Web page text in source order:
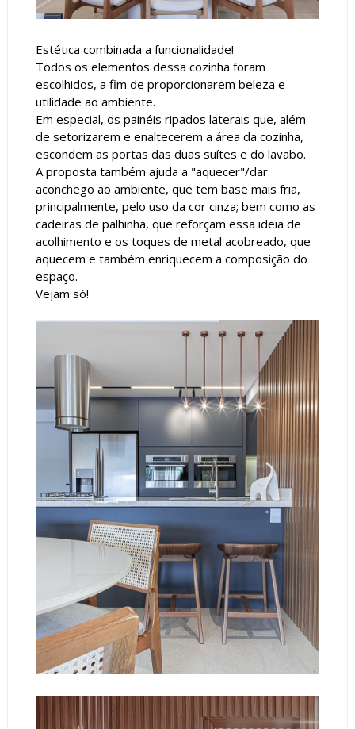
Estética combinada a funcionalidade!
Todos os elementos dessa cozinha foram
escolhidos, a fim de proporcionarem beleza e
utilidade ao ambiente.
Em especial, os painéis ripados laterais que, além
de setorizarem e enaltecerem a área da cozinha,
escondem as portas das duas suítes e do lavabo.
A proposta também ajuda a "aquecer"/dar
aconchego ao ambiente, que tem base mais fria,
principalmente, pelo uso da cor cinza; bem como as
cadeiras de palhinha, que reforçam essa ideia de
acolhimento e os toques de metal acobreado, que
aquecem e também enriquecem a composição do
espaço.
Vejam só!